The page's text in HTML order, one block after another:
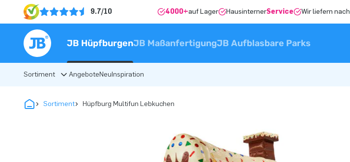
9.7/10 4000+auf Lager HausinternerService Wir liefern nach
JB HüpfburgenJB MaßanfertigungJB Aufblasbare Parks
Sortiment AngeboteNeuInspiration
Sortiment Hüpfburg Multifun Lebkuchen